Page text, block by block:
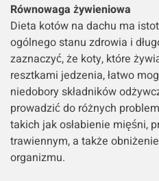
Równowaga żywieniowa
Dieta kotów na dachu ma
ogólnego stanu zdrowia i
zaznaczyć, że koty, które
resztkami jedzenia, łatwo
niedobory składników
prowadzić do różnych
takich jak osłabienie mięśni,
trawiennym, a także
organizmu.